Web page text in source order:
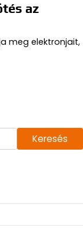
az
meg elektronjait,
Keresés